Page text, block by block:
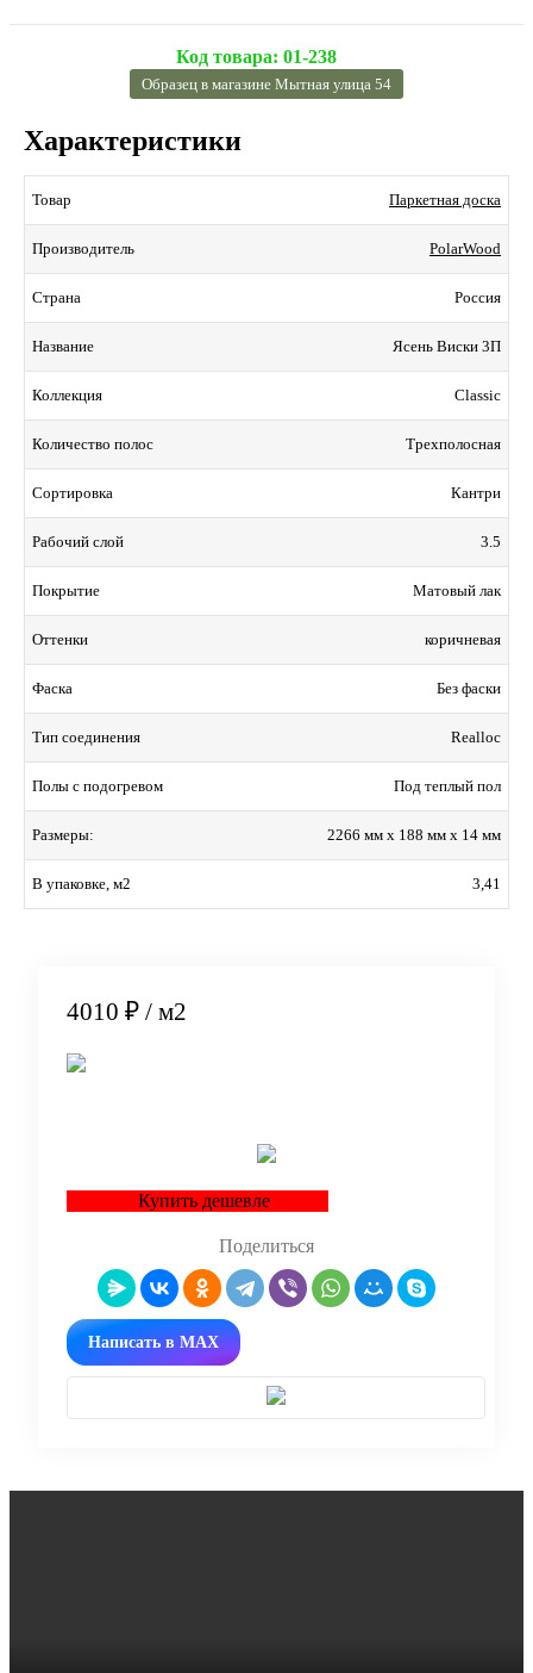
Код товара: 01-238
Образец в магазине Мытная улица 54
Характеристики
Товар Паркетная доска
Производитель PolarWood
Страна Россия
Название Ясень Виски 3П
Коллекция Classic
Количество полос Трехполосная
Сортировка Кантри
Рабочий слой 3.5
Покрытие Матовый лак
Оттенки коричневая
Фаска Без фаски
Тип соединения Realloc
Полы с подогревом Под теплый пол
Размеры: 2266 мм x 188 мм x 14 мм
В упаковке, м2 3,41
4010 ₽ / м2
Купить дешевле
Поделиться
Написать в MAX